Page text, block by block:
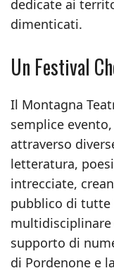
dedicate ai
dimenticati.
Un Festival
Il Montagna
semplice
attraverso
letteratura,
intrecciate,
pubblico di tutte
multidisciplinare
supporto di
di Pordenone e